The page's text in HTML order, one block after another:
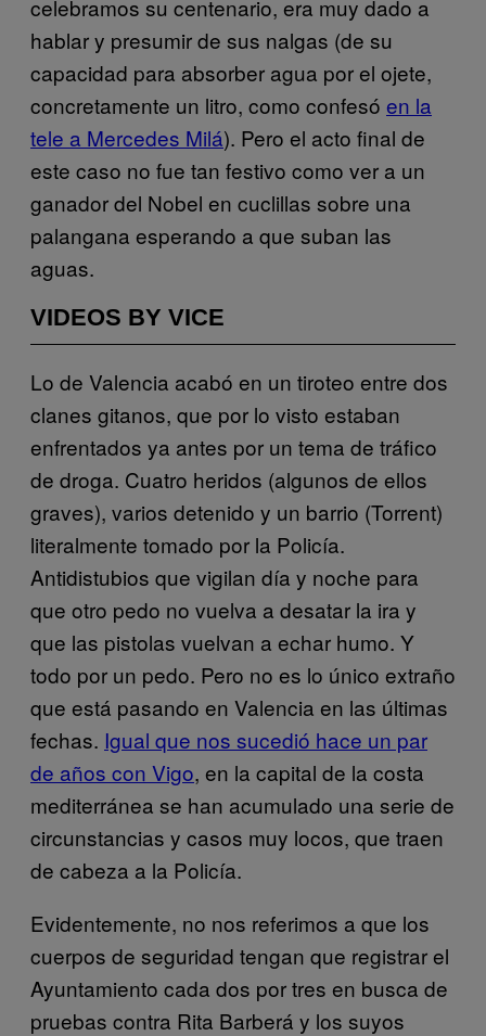
celebramos su centenario, era muy dado a
hablar y presumir de sus nalgas (de su
capacidad para absorber agua por el ojete,
concretamente un litro, como confesó en la
tele a Mercedes Milá). Pero el acto final de
este caso no fue tan festivo como ver a un
ganador del Nobel en cuclillas sobre una
palangana esperando a que suban las
aguas.
VIDEOS BY VICE
Lo de Valencia acabó en un tiroteo entre dos
clanes gitanos, que por lo visto estaban
enfrentados ya antes por un tema de tráfico
de droga. Cuatro heridos (algunos de ellos
graves), varios detenido y un barrio (Torrent)
literalmente tomado por la Policía.
Antidistubios que vigilan día y noche para
que otro pedo no vuelva a desatar la ira y
que las pistolas vuelvan a echar humo. Y
todo por un pedo. Pero no es lo único extraño
que está pasando en Valencia en las últimas
fechas. Igual que nos sucedió hace un par
de años con Vigo, en la capital de la costa
mediterránea se han acumulado una serie de
circunstancias y casos muy locos, que traen
de cabeza a la Policía.
Evidentemente, no nos referimos a que los
cuerpos de seguridad tengan que registrar el
Ayuntamiento cada dos por tres en busca de
pruebas contra Rita Barberá y los suyos